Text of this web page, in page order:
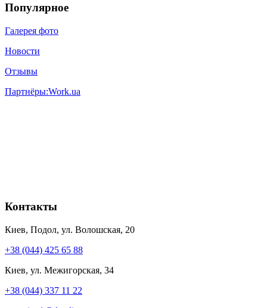
Популярное
Галерея фото
Новости
Отзывы
Партнёры:Work.ua
Контакты
Киев, Подол, ул. Волошская, 20
+38 (044) 425 65 88
Киев, ул. Межигорская, 34
+38 (044) 337 11 22